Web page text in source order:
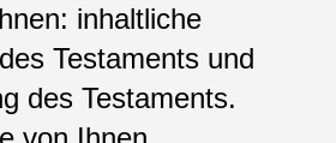
inhaltliche
Testaments und
des Testaments.